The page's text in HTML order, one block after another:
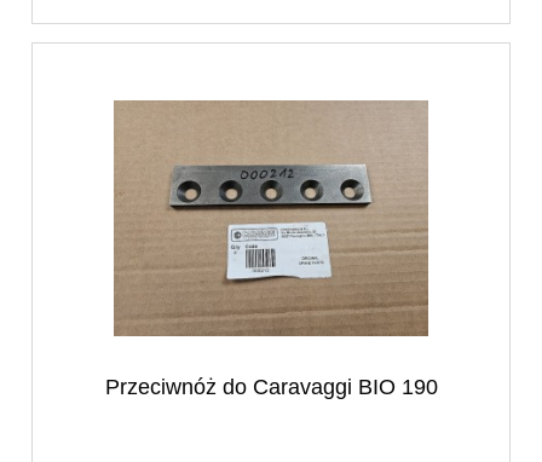
Przeciwnóż do Caravaggi BIO 190